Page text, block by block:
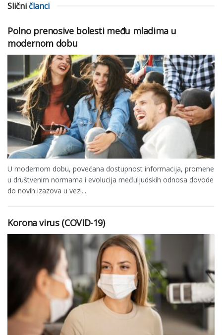
Slični članci
Polno prenosive bolesti među mladima u
modernom dobu
U modernom dobu, povećana dostupnost informacija, promene
u društvenim normama i evolucija međuljudskih odnosa dovode
do novih izazova u vezi...
Korona virus (COVID-19)